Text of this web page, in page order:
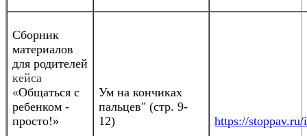
Сборник
материалов
для родителей
кейса
«Общаться с
ребенком -
просто!»
Ум на кончиках
пальцев" (стр. 9-
12)
https://